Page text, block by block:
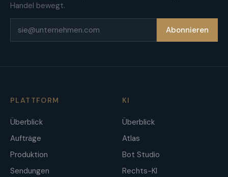
Handel bewegt.
Abonnieren
PLATTFORM
Überblick
Aufträge
Produktion
Sendungen
KI
Überblick
Atlas
Bot Studio
Rechts-KI